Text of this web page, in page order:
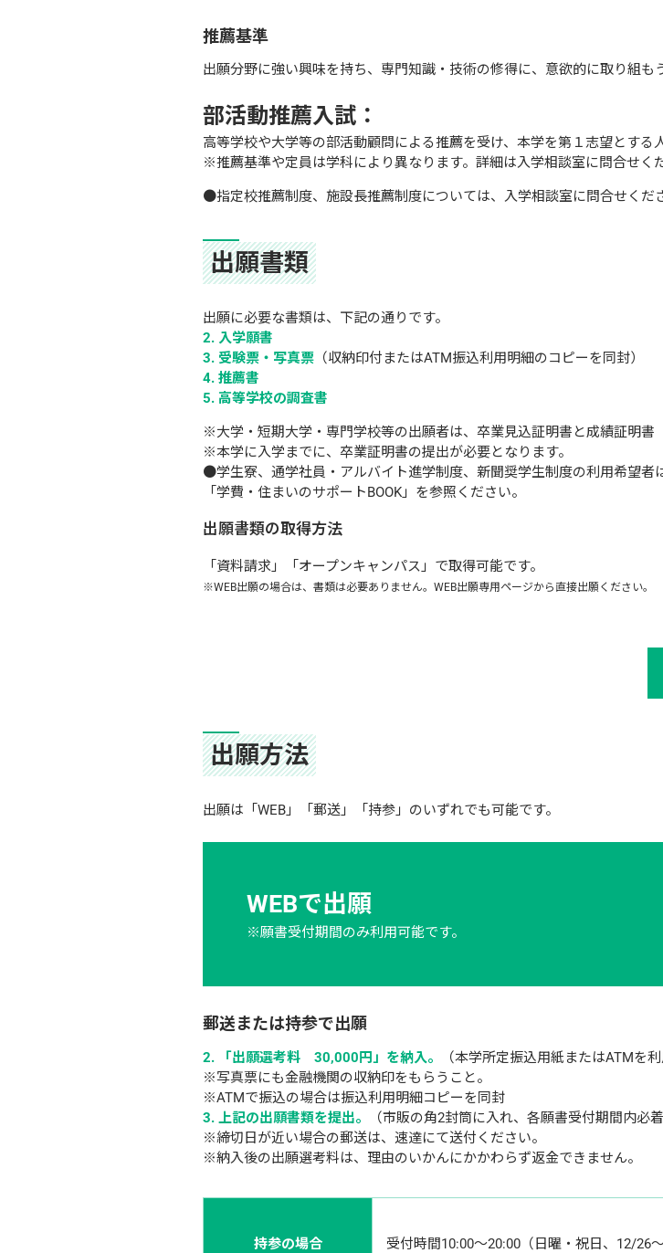
推薦基準
出願分野に強い興味を持ち、専門知識・技術の修得に、意欲的に取り組も
部活動推薦入試：
高等学校や大学等の部活動顧問による推薦を受け、本学を第１志望とする人
※推薦基準や定員は学科により異なります。詳細は入学相談室に問合せく
●指定校推薦制度、施設長推薦制度については、入学相談室に問合せくだ
出願書類
出願に必要な書類は、下記の通りです。
入学願書
受験票・写真票 （収納印付またはATM振込利用明細のコピーを同封）
推薦書
高等学校の調査書
※大学・短期大学・専門学校等の出願者は、卒業見込証明書と成績証明書
※本学に入学までに、卒業証明書の提出が必要となります。
●学生寮、通学社員・アルバイト進学制度、新聞奨学生制度の利用希望
「学費・住まいのサポートBOOK」を参照ください。
出願書類の取得方法
「資料請求」「オープンキャンパス」で取得可能です。
※WEB出願の場合は、書類は必要ありません。WEB出願専用ページから直接出願ください。
出願方法
出願は「WEB」「郵送」「持参」のいずれでも可能です。
WEBで出願
※願書受付期間のみ利用可能です。
郵送または持参で出願
「出願選考料　30,000円」を納入。
（本学所定振込用紙またはATMを利
※写真票にも金融機関の収納印をもらうこと。
※ATMで振込の場合は振込利用明細コピーを同封
上記の出願書類を提出。
（市販の角2封筒に入れ、各願書受付期間内必
※締切日が近い場合の郵送は、速達にて送付ください。
※納入後の出願選考料は、理由のいかんにかかわらず返金できません。
持参の場合 受付時間10:00～20:00（日曜・祝日、12/26